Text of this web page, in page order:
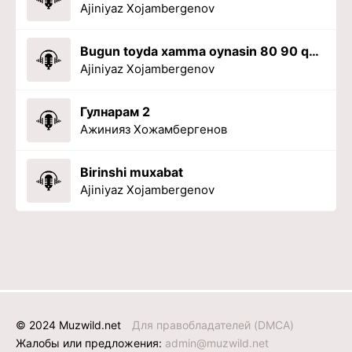
Ajiniyaz Xojambergenov
Bugun toyda xamma oynasin 80 90 qarmay jashga
Ajiniyaz Xojambergenov
Гулнарам 2
Ажинияз Хожамбергенов
Birinshi muxabat
Ajiniyaz Xojambergenov
© 2024 Muzwild.net
Для правобладателей (DMCA)
Жалобы или предложения: admin@muzwild.net